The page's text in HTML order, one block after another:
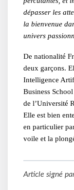
dépasser les
la bienvenue
univers
De nationalité
deux garçons.
Intelligence
Business
de l’Université
Elle est bien
en particulier
voile et la
Article signé